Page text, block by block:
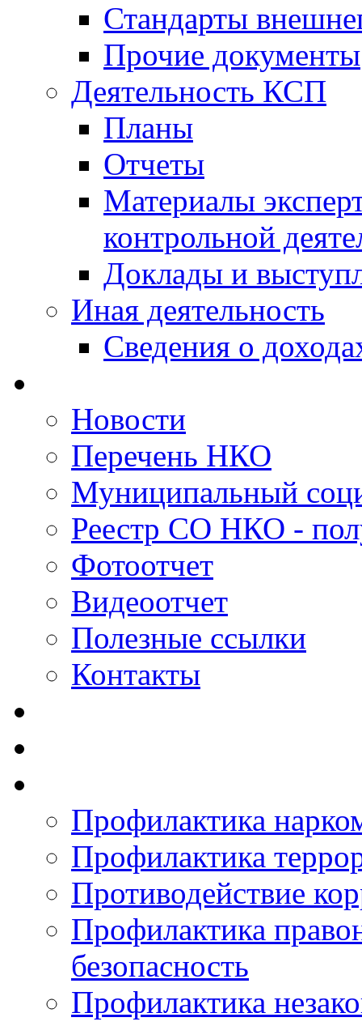
Стандарты
Прочие документы
Деятельность КСП
Планы
Отчеты
Материалы
контрольной
Доклады и
Иная деятельность
Сведения о
Новости
Перечень НКО
Муниципальный
Реестр СО НКО -
Фотоотчет
Видеоотчет
Полезные ссылки
Контакты
Профилактика
Профилактика
Противодействие
Профилактика
безопасность
Профилактика